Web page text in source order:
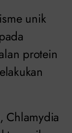
unik
protein
Chlamydia